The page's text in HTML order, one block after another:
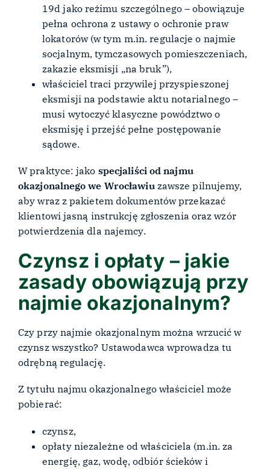
19d jako reżimu szczególnego – obowiązuje
pełna ochrona z ustawy o ochronie praw
lokatorów (w tym m.in. regulacje o najmie
socjalnym, tymczasowych pomieszczeniach,
zakazie eksmisji „na bruk”),
właściciel traci przywilej przyspieszonej
eksmisji na podstawie aktu notarialnego –
musi wytoczyć klasyczne powództwo o
eksmisję i przejść pełne postępowanie
sądowe.
W praktyce: jako specjaliści od najmu
okazjonalnego we Wrocławiuzawsze pilnujemy,
aby wraz z pakietem dokumentów przekazać
klientowi jasną instrukcję zgłoszenia oraz wzór
potwierdzenia dla najemcy.
Czynsz i opłaty – jakie
zasady obowiązują przy
najmie okazjonalnym?
Czy przy najmie okazjonalnym można wrzucić w
czynsz wszystko? Ustawodawca wprowadza tu
odrębną regulację.
Z tytułu najmu okazjonalnego właściciel może
pobierać:
czynsz,
opłaty niezależne od właściciela (m.in. za
energię, gaz, wodę, odbiór ścieków i